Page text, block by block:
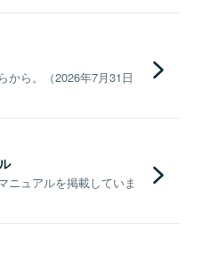
から。（2026年7月31日
ニュアルを掲載していま